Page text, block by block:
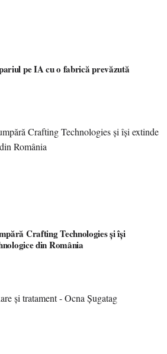
pe IA cu o fabrică prevăzută
Crafting Technologies și își
din România